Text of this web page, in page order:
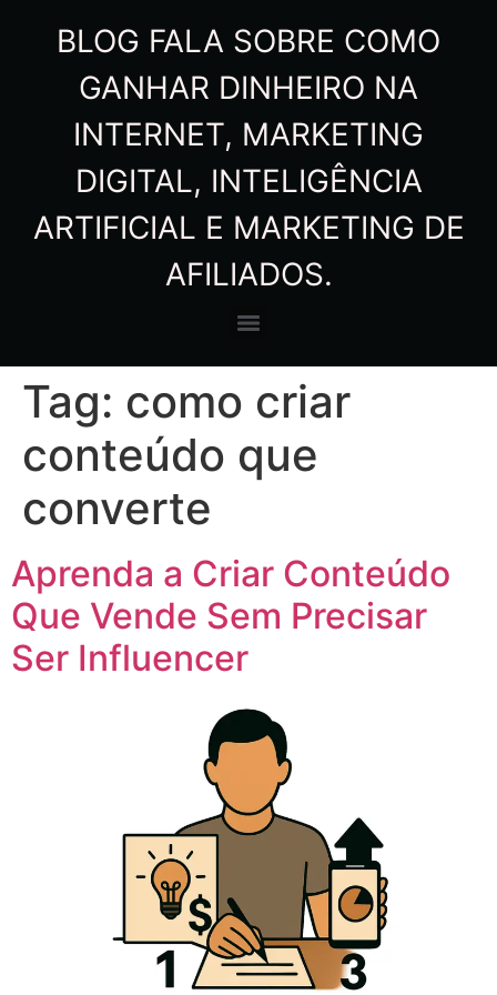
BLOG FALA SOBRE COMO
GANHAR DINHEIRO NA
INTERNET, MARKETING
DIGITAL, INTELIGÊNCIA
ARTIFICIAL E MARKETING DE
AFILIADOS.
Tag: como criar
conteúdo que
converte
Aprenda a Criar Conteúdo
Que Vende Sem Precisar
Ser Influencer